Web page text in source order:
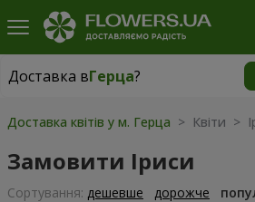
Доставка вГерца?
Доставка вГерца
Доставка квітів у м. Герца > Квіти >
Замовити Іриси
Сортування: дешевше дорожче